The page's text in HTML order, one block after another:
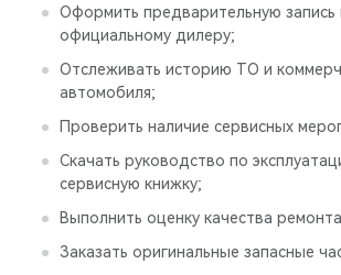
Оформить предварительную запись
официальному дилеру;
Отслеживать историю ТО и
автомобиля;
Проверить наличие сервисных
Скачать руководство по
сервисную книжку;
Выполнить оценку качества
Заказать оригинальные запасные